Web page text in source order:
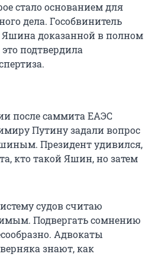
стало основанием для
дела. Гособвинитель
доказанной в полном
подтвердила
после саммита ЕАЭС
Путину задали вопрос
Президент удивился,
кто такой Яшин, но затем
судов считаю
Подвергать сомнению
Адвокаты
знают, как